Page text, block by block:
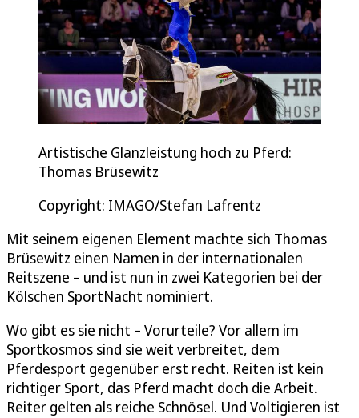
Artistische Glanzleistung hoch zu Pferd:
Thomas Brüsewitz
Copyright: IMAGO/Stefan Lafrentz
Mit seinem eigenen Element machte sich Thomas
Brüsewitz einen Namen in der internationalen
Reitszene – und ist nun in zwei Kategorien bei der
Kölschen SportNacht nominiert.
Wo gibt es sie nicht – Vorurteile? Vor allem im
Sportkosmos sind sie weit verbreitet, dem
Pferdesport gegenüber erst recht. Reiten ist kein
richtiger Sport, das Pferd macht doch die Arbeit.
Reiter gelten als reiche Schnösel. Und Voltigieren ist